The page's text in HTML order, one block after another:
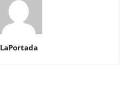
LaPortada